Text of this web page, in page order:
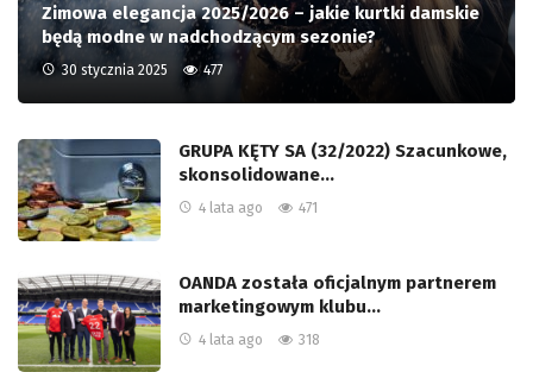
Zimowa elegancja 2025/2026 – jakie kurtki damskie
będą modne w nadchodzącym sezonie?
30 stycznia 2025 477
GRUPA KĘTY SA (32/2022) Szacunkowe,
skonsolidowane…
4 lata ago 471
OANDA została oficjalnym partnerem
marketingowym klubu…
4 lata ago 318